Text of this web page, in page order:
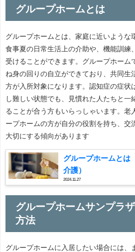
グループホームとは
グループホームとは、家庭に近いような
食事夏の日常生活上の介助や、機能訓練
受けることができます。グループホーム
ね身の回りの自立ができており、共同生
方が入所対象になります。認知症の症状
し難しい状態でも、見慣れた人たちと一
ることが合う方もいらっしゃいます。老
ープホームの方が自分の役割を持ち、交
大切にする傾向があります
グループホームとは
介護）
2024.11.27
グループホームサンプラ
方法
グループホームに入居したい場合には、